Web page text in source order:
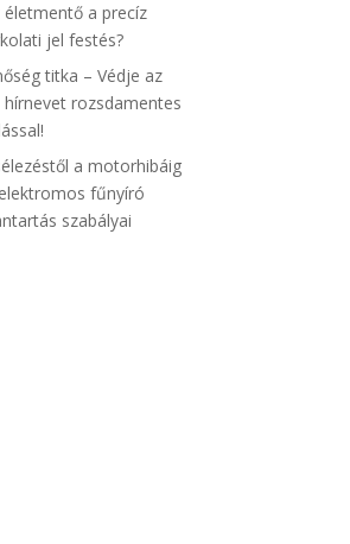
életmentő a precíz
jel festés?
titka – Védje az
hírnevet rozsdamentes
a motorhibáig
fűnyíró
szabályai